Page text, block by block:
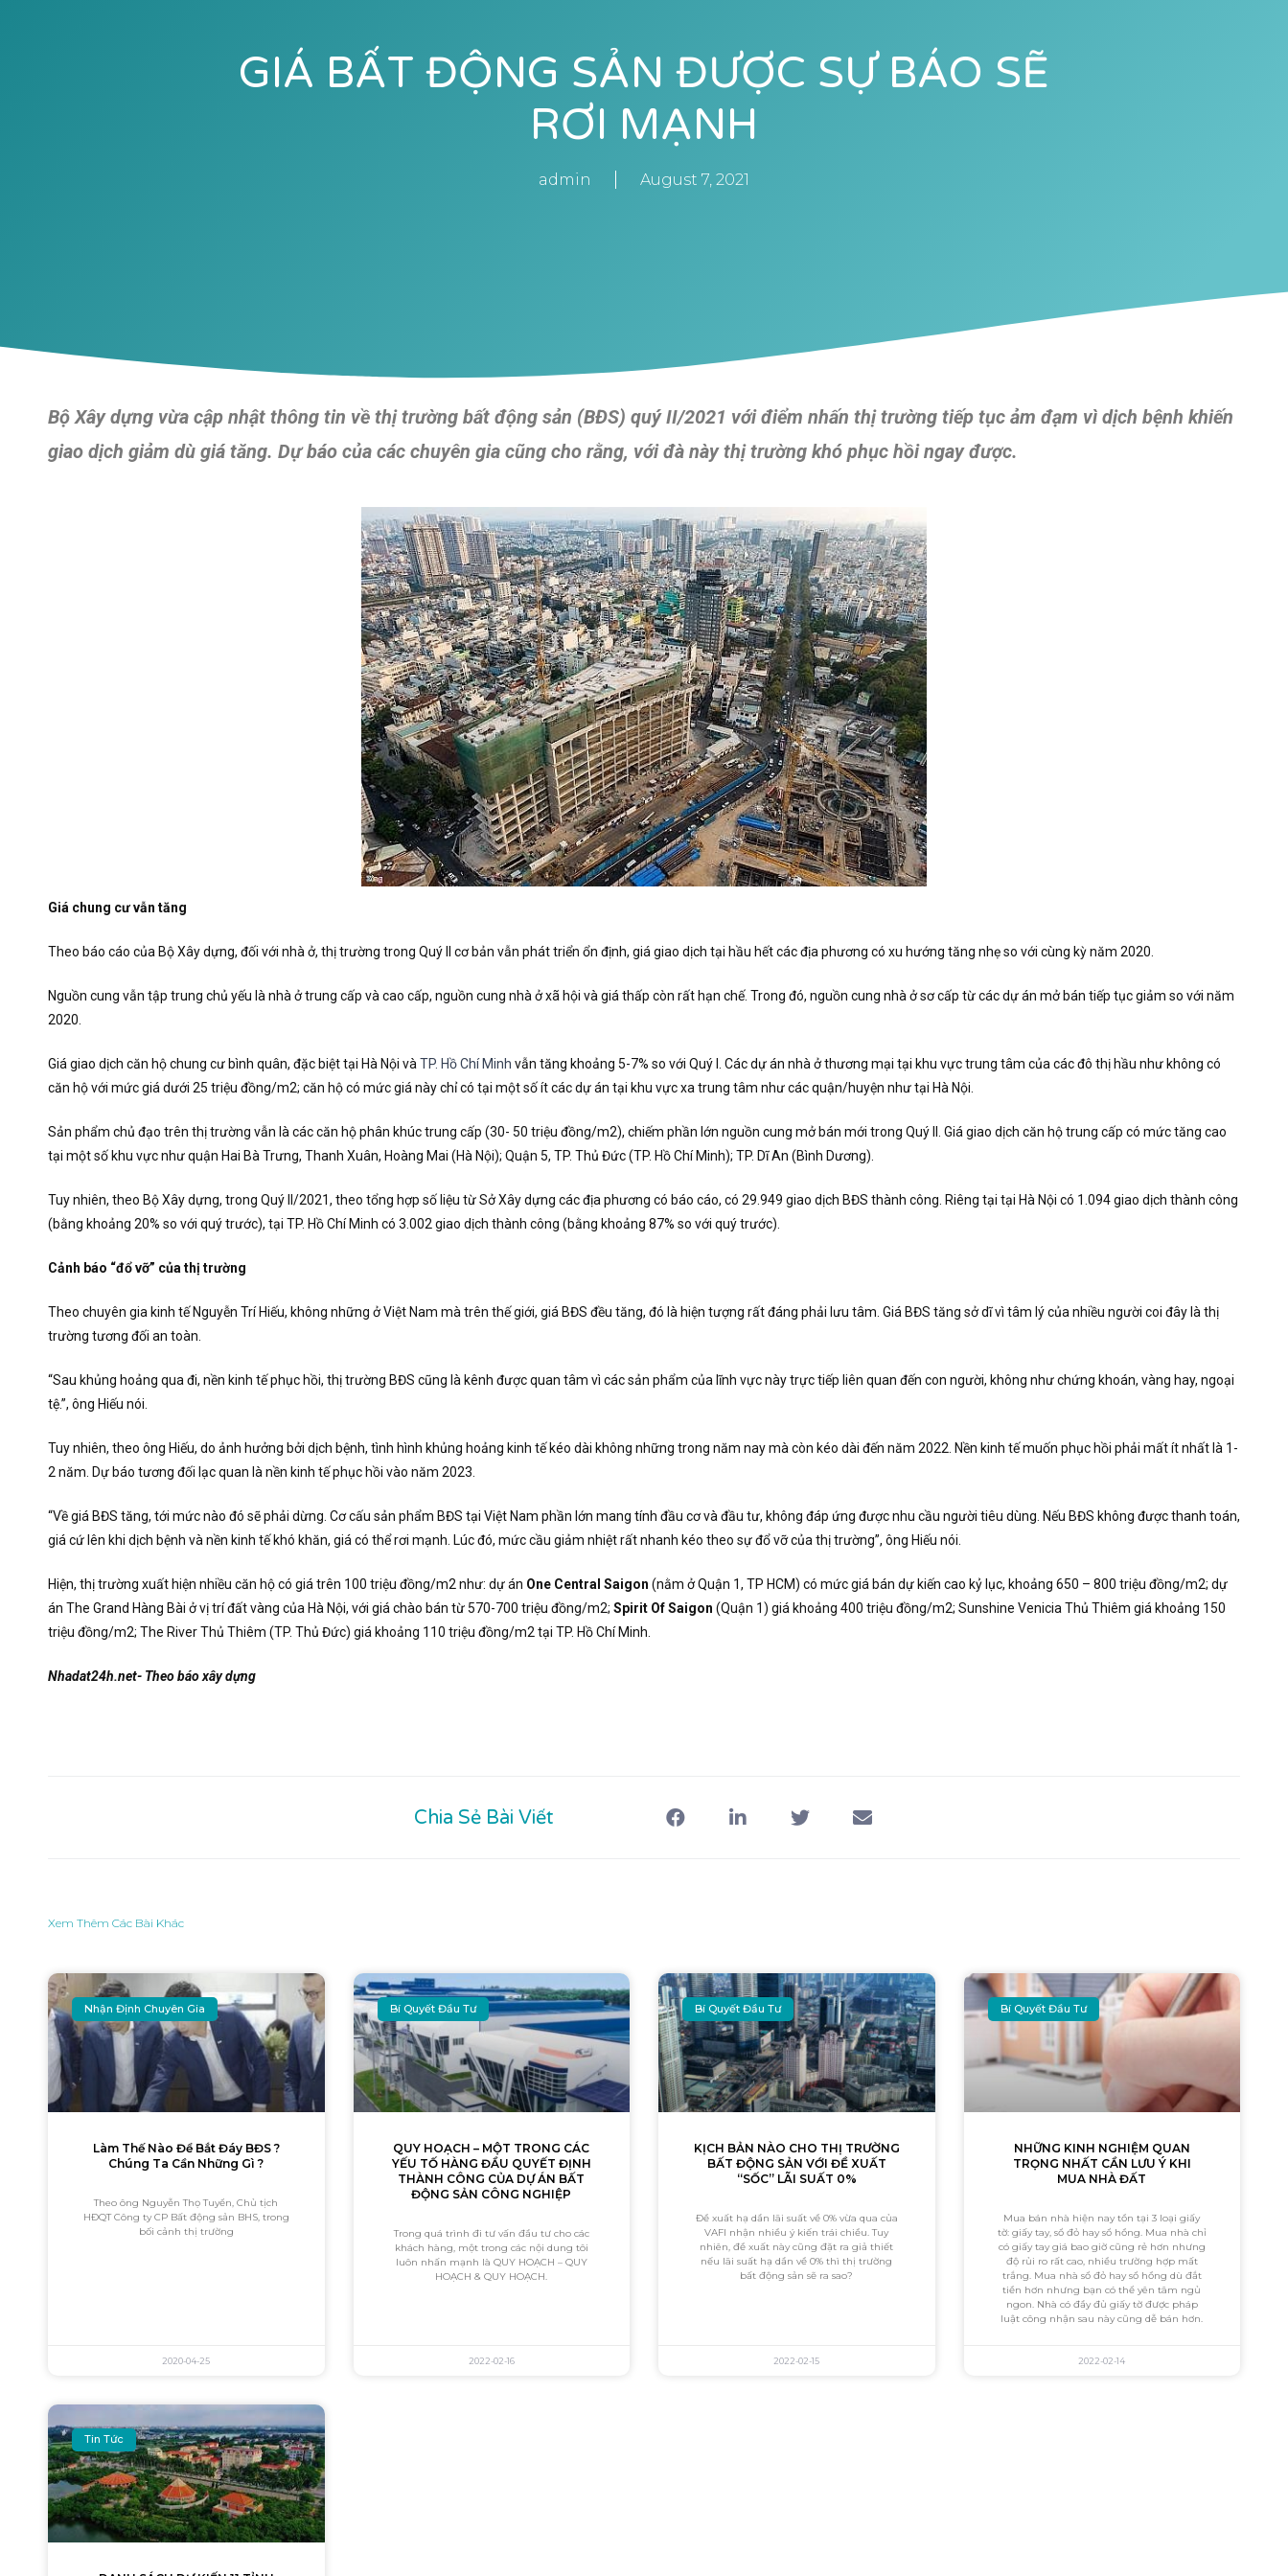
GIÁ BẤT ĐỘNG SẢN ĐƯỢC SỰ BÁO SẼ
RƠI MẠNH
admin August 7, 2021
Bộ Xây dựng vừa cập nhật thông tin về thị trường bất động sản (BĐS) quý II/2021 với điểm nhấn thị trường tiếp tục ảm đạm vì dịch bệnh khiến
giao dịch giảm dù giá tăng. Dự báo của các chuyên gia cũng cho rằng, với đà này thị trường khó phục hồi ngay được.
Giá chung cư vẫn tăng
Theo báo cáo của Bộ Xây dựng, đối với nhà ở, thị trường trong Quý II cơ bản vẫn phát triển ổn định, giá giao dịch tại hầu hết các địa phương có xu hướng tăng nhẹ so với cùng kỳ năm 2020.
Nguồn cung vẫn tập trung chủ yếu là nhà ở trung cấp và cao cấp, nguồn cung nhà ở xã hội và giá thấp còn rất hạn chế. Trong đó, nguồn cung nhà ở sơ cấp từ các dự án mở bán tiếp tục giảm so với năm
2020.
Giá giao dịch căn hộ chung cư bình quân, đặc biệt tại Hà Nội vàTP. Hồ Chí Minh vẫn tăng khoảng 5-7% so với Quý I. Các dự án nhà ở thương mại tại khu vực trung tâm của các đô thị hầu như không có
căn hộ với mức giá dưới 25 triệu đồng/m2; căn hộ có mức giá này chỉ có tại một số ít các dự án tại khu vực xa trung tâm như các quận/huyện như tại Hà Nội.
Sản phẩm chủ đạo trên thị trường vẫn là các căn hộ phân khúc trung cấp (30- 50 triệu đồng/m2), chiếm phần lớn nguồn cung mở bán mới trong Quý II. Giá giao dịch căn hộ trung cấp có mức tăng cao
tại một số khu vực như quận Hai Bà Trưng, Thanh Xuân, Hoàng Mai (Hà Nội); Quận 5, TP. Thủ Đức (TP. Hồ Chí Minh); TP. Dĩ An (Bình Dương).
Tuy nhiên, theo Bộ Xây dựng, trong Quý II/2021, theo tổng hợp số liệu từ Sở Xây dựng các địa phương có báo cáo, có 29.949 giao dịch BĐS thành công. Riêng tại tại Hà Nội có 1.094 giao dịch thành công
(bằng khoảng 20% so với quý trước), tại TP. Hồ Chí Minh có 3.002 giao dịch thành công (bằng khoảng 87% so với quý trước).
Cảnh báo “đổ vỡ” của thị trường
Theo chuyên gia kinh tế Nguyễn Trí Hiếu, không những ở Việt Nam mà trên thế giới, giá BĐS đều tăng, đó là hiện tượng rất đáng phải lưu tâm. Giá BĐS tăng sở dĩ vì tâm lý của nhiều người coi đây là thị
trường tương đối an toàn.
“Sau khủng hoảng qua đi, nền kinh tế phục hồi, thị trường BĐS cũng là kênh được quan tâm vì các sản phẩm của lĩnh vực này trực tiếp liên quan đến con người, không như chứng khoán, vàng hay, ngoại
tệ.”, ông Hiếu nói.
Tuy nhiên, theo ông Hiếu, do ảnh hưởng bởi dịch bệnh, tình hình khủng hoảng kinh tế kéo dài không những trong năm nay mà còn kéo dài đến năm 2022. Nền kinh tế muốn phục hồi phải mất ít nhất là 1-
2 năm. Dự báo tương đối lạc quan là nền kinh tế phục hồi vào năm 2023.
“Về giá BĐS tăng, tới mức nào đó sẽ phải dừng. Cơ cấu sản phẩm BĐS tại Việt Nam phần lớn mang tính đầu cơ và đầu tư, không đáp ứng được nhu cầu người tiêu dùng. Nếu BĐS không được thanh toán,
giá cứ lên khi dịch bệnh và nền kinh tế khó khăn, giá có thể rơi mạnh. Lúc đó, mức cầu giảm nhiệt rất nhanh kéo theo sự đổ vỡ của thị trường”, ông Hiếu nói.
Hiện, thị trường xuất hiện nhiều căn hộ có giá trên 100 triệu đồng/m2 như: dự án One Central Saigon (nằm ở Quận 1, TP HCM) có mức giá bán dự kiến cao kỷ lục, khoảng 650 – 800 triệu đồng/m2; dự
án The Grand Hàng Bài ở vị trí đất vàng của Hà Nội, với giá chào bán từ 570-700 triệu đồng/m2; Spirit Of Saigon (Quận 1) giá khoảng 400 triệu đồng/m2; Sunshine Venicia Thủ Thiêm giá khoảng 150
triệu đồng/m2; The River Thủ Thiêm (TP. Thủ Đức) giá khoảng 110 triệu đồng/m2 tại TP. Hồ Chí Minh.
Nhadat24h.net- Theo báo xây dựng
Chia Sẻ Bài Viết
Xem Thêm Các Bài Khác
Nhận Định Chuyên Gia
Làm Thế Nào Để Bắt Đáy BĐS ?
Chúng Ta Cần Những Gì ?
Theo ông Nguyễn Thọ Tuyển, Chủ tịch
HĐQT Công ty CP Bất động sản BHS, trong
bối cảnh thị trường
2020-04-25
Bí Quyết Đầu Tư
QUY HOẠCH – MỘT TRONG CÁC
YẾU TỐ HÀNG ĐẦU QUYẾT ĐỊNH
THÀNH CÔNG CỦA DỰ ÁN BẤT
ĐỘNG SẢN CÔNG NGHIỆP
Trong quá trình đi tư vấn đầu tư cho các
khách hàng, một trong các nội dung tôi
luôn nhấn mạnh là QUY HOẠCH – QUY
HOẠCH & QUY HOẠCH.
2022-02-16
Bí Quyết Đầu Tư
KỊCH BẢN NÀO CHO THỊ TRƯỜNG
BẤT ĐỘNG SẢN VỚI ĐỀ XUẤT
“SỐC” LÃI SUẤT 0%
Đề xuất hạ dần lãi suất về 0% vừa qua của
VAFI nhận nhiều ý kiến trái chiều. Tuy
nhiên, đề xuất này cũng đặt ra giả thiết
nếu lãi suất hạ dần về 0% thì thị trường
bất động sản sẽ ra sao?
2022-02-15
Bí Quyết Đầu Tư
NHỮNG KINH NGHIỆM QUAN
TRỌNG NHẤT CẦN LƯU Ý KHI
MUA NHÀ ĐẤT
Mua bán nhà hiện nay tồn tại 3 loại giấy
tờ: giấy tay, sổ đỏ hay sổ hồng. Mua nhà chỉ
có giấy tay giá bao giờ cũng rẻ hơn nhưng
độ rủi ro rất cao, nhiều trường hợp mất
trắng. Mua nhà sổ đỏ hay sổ hồng dù đắt
tiền hơn nhưng bạn có thể yên tâm ngủ
ngon. Nhà có đầy đủ giấy tờ được pháp
luật công nhận sau này cũng dễ bán hơn.
2022-02-14
Tin Tức